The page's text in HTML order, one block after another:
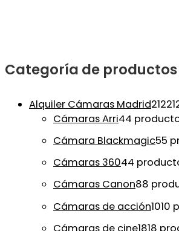
Categoría de productos
Alquiler Cámaras Madrid212
Cámaras Arri44
Cámara Blackmagic55
Cámaras 36044
Cámaras Canon88
Cámaras de acción1010